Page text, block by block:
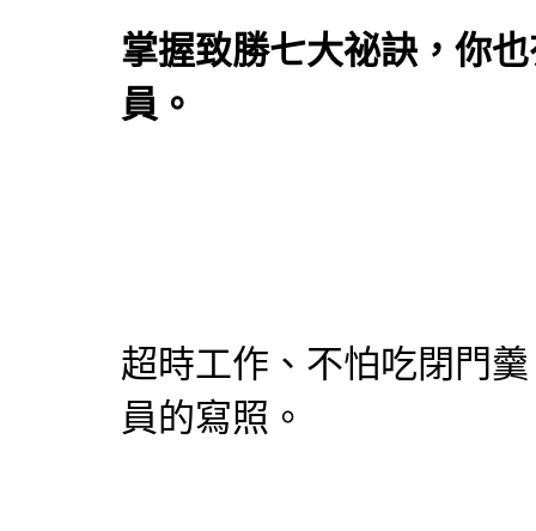
掌握致勝七大祕訣，你
員。
超時工作、不怕吃閉門
員的寫照。